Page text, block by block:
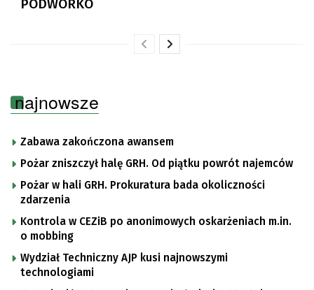
PODWÓRKO
najnowsze
Zabawa zakończona awansem
Pożar zniszczył halę GRH. Od piątku powrót najemców
Pożar w hali GRH. Prokuratura bada okoliczności
zdarzenia
Kontrola w CEZiB po anonimowych oskarżeniach m.in.
o mobbing
Wydział Techniczny AJP kusi najnowszymi
technologiami